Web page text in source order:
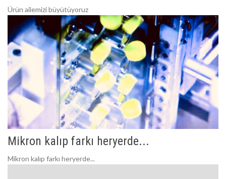
Ürün ailemizi büyütüyoruz
Mikron kalıp farkı heryerde...
Mikron kalıp farkı heryerde...